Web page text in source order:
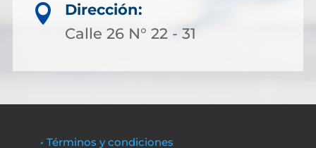

Dirección:
Calle 26 N° 22 - 31
• Términos y condiciones